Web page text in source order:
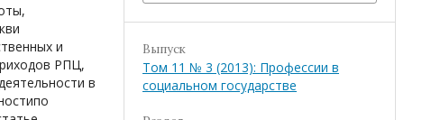
и
РПЦ,
в
Выпуск
Том 11 № 3 (2013): Профессии в
социальном государстве